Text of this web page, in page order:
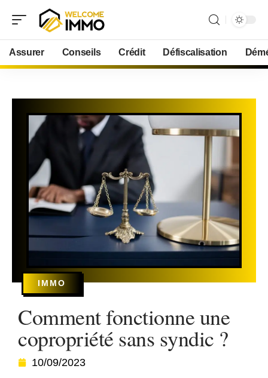
Assurer Conseils Crédit Défiscalisation
IMMO
Comment fonctionne une
copropriété sans syndic ?
10/09/2023